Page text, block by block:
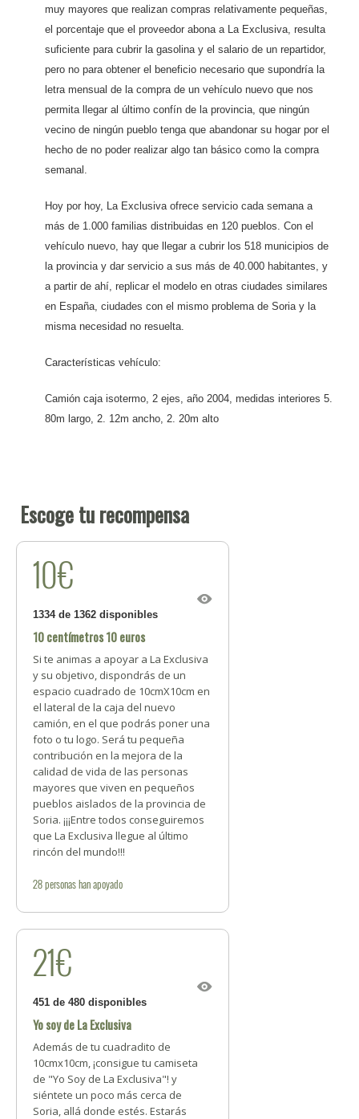
muy mayores que realizan compras relativamente pequeñas,
el porcentaje que el proveedor abona a La Exclusiva, resulta
suficiente para cubrir la gasolina y el salario de un repartidor,
pero no para obtener el beneficio necesario que supondría la
letra mensual de la compra de un vehículo nuevo que nos
permita llegar al último confín de la provincia, que ningún
vecino de ningún pueblo tenga que abandonar su hogar por el
hecho de no poder realizar algo tan básico como la compra
semanal.
Hoy por hoy, La Exclusiva ofrece servicio cada semana a
más de 1.000 familias distribuidas en 120 pueblos. Con el
vehículo nuevo, hay que llegar a cubrir los 518 municipios de
la provincia y dar servicio a sus más de 40.000 habitantes, y
a partir de ahí, replicar el modelo en otras ciudades similares
en España, ciudades con el mismo problema de Soria y la
misma necesidad no resuelta.
Características vehículo:
Camión caja isotermo, 2 ejes, año 2004, medidas interiores 5.
80m largo, 2. 12m ancho, 2. 20m alto
Escoge tu recompensa
10€
1334 de 1362 disponibles
10 centímetros 10 euros
Si te animas a apoyar a La Exclusiva
y su objetivo, dispondrás de un
espacio cuadrado de 10cmX10cm en
el lateral de la caja del nuevo
camión, en el que podrás poner una
foto o tu logo. Será tu pequeña
contribución en la mejora de la
calidad de vida de las personas
mayores que viven en pequeños
pueblos aislados de la provincia de
Soria. ¡¡¡Entre todos conseguiremos
que La Exclusiva llegue al último
rincón del mundo!!!
28personashan apoyado
21€
451 de 480 disponibles
Yo soy de La Exclusiva
Además de tu cuadradito de
10cmx10cm, ¡consigue tu camiseta
de "Yo Soy de La Exclusiva"! y
siéntete un poco más cerca de
Soria, allá donde estés. Estarás